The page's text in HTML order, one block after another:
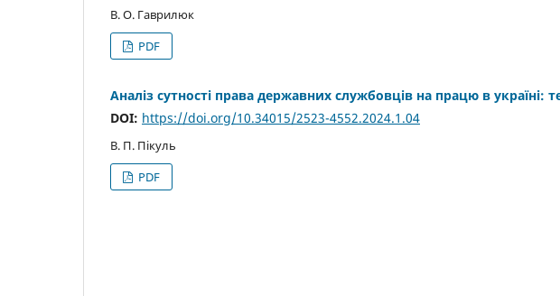
В. О. Гаврилюк
PDF
Аналіз сутності права державних службовців на працю в україні:
DOI: https://doi.org/10.34015/2523-4552.2024.1.04
В. П. Пікуль
PDF